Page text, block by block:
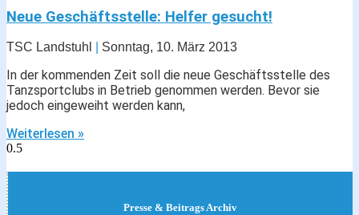
Neue Geschäftsstelle: Helfer gesucht!
TSC Landstuhl Sonntag, 10. März 2013
In der kommenden Zeit soll die neue Geschäftsstelle des
Tanzsportclubs in Betrieb genommen werden. Bevor sie
jedoch eingeweiht werden kann,
Weiterlesen »
Presse & Beitrags Archiv